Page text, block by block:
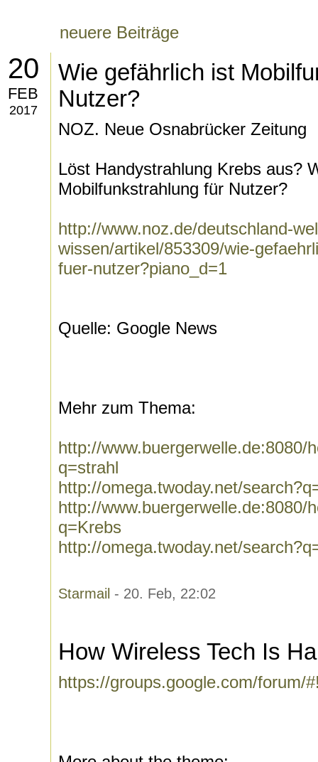
neuere Beiträge
20
FEB
2017
Wie gefährlich ist
Nutzer?
NOZ. Neue Osnabrücker Zeitung
Löst Handystrahlung Krebs aus?
Mobilfunkstrahlung für Nutzer?
http://www.noz.de/deutschland-
wissen/artikel/853309/wie-
fuer-nutzer?piano_d=1
Quelle: Google News
Mehr zum Thema:
http://www.buergerwelle.de:8080/
q=strahl
http://omega.twoday.net/
http://www.buergerwelle.de:8080/
q=Krebs
http://omega.twoday.net/
Starmail - 20. Feb, 22:02
How Wireless Tech Is
https://groups.google.com/forum/